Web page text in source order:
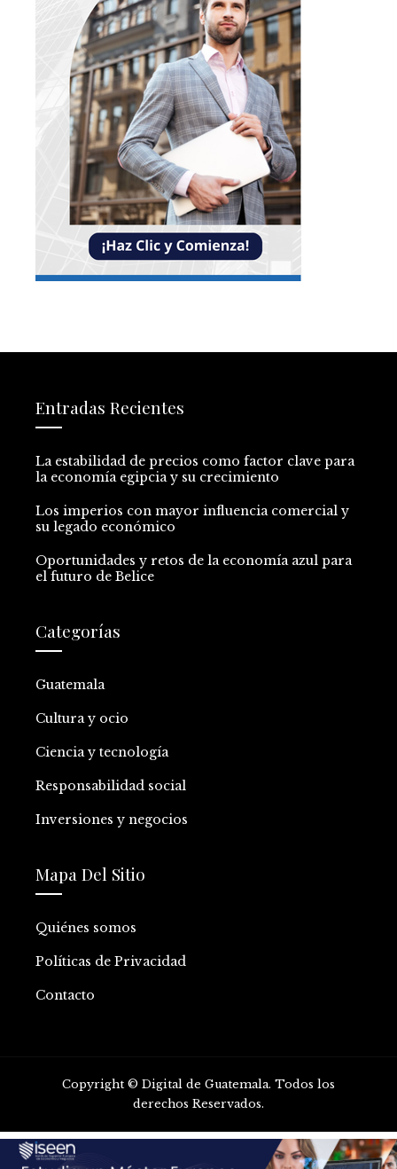
Entradas Recientes
La estabilidad de precios como factor clave para
la economía egipcia y su crecimiento
Los imperios con mayor influencia comercial y
su legado económico
Oportunidades y retos de la economía azul para
el futuro de Belice
Categorías
Guatemala
Cultura y ocio
Ciencia y tecnología
Responsabilidad social
Inversiones y negocios
Mapa Del Sitio
Quiénes somos
Políticas de Privacidad
Contacto
Copyright © Digital de Guatemala. Todos los
derechos Reservados.